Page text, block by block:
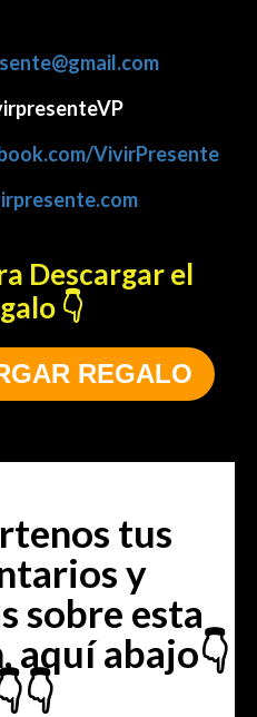
VivirPresente
Descargar el
👇
REGALO
tus
y
sobre esta
aquí abajo👇